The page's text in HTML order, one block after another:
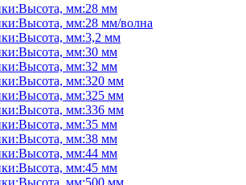
мм:28 мм
мм:28 мм/волна
мм:3,2 мм
мм:30 мм
мм:32 мм
мм:320 мм
мм:325 мм
мм:336 мм
мм:35 мм
мм:38 мм
мм:44 мм
мм:45 мм
мм:500 мм